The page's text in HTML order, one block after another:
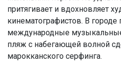
притягивает и вдохновляет
кинематографистов. В городе
международные
пляж с набегающей волной
марокканского серфинга.